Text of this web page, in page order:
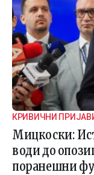
КРИВИЧНИ
ИСТРАГАТА
Мицкоски:
води до
поранешни